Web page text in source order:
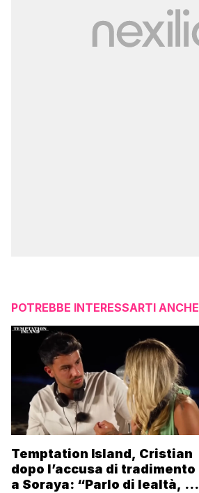
POTREBBE INTERESSARTI ANCHE
Temptation Island, Cristian
dopo l’accusa di tradimento
a Soraya: “Parlo di lealtà, ma